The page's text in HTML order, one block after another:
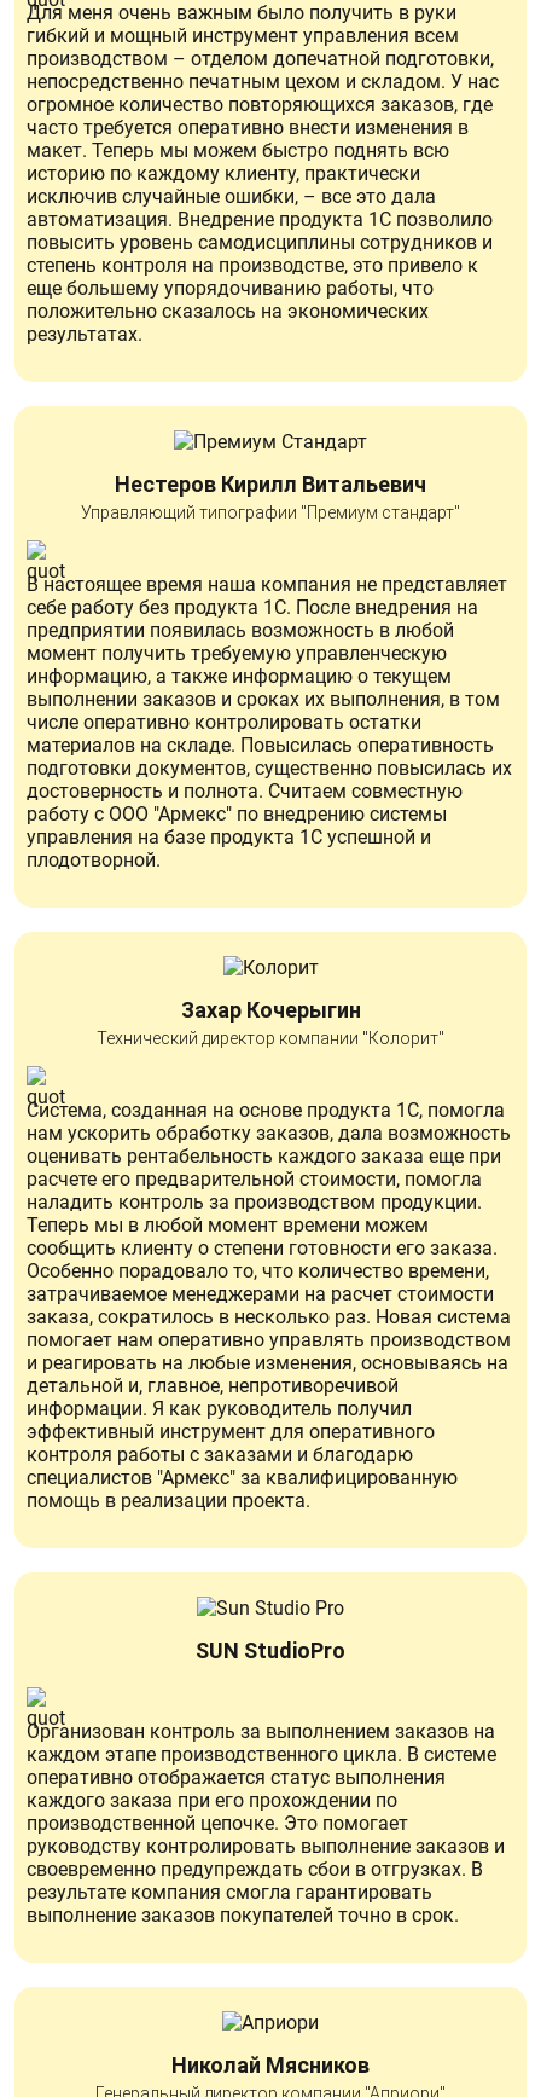
Для меня очень важным было получить в руки
гибкий и мощный инструмент управления всем
производством – отделом допечатной подготовки,
непосредственно печатным цехом и складом. У нас
огромное количество повторяющихся заказов, где
часто требуется оперативно внести изменения в
макет. Теперь мы можем быстро поднять всю
историю по каждому клиенту, практически
исключив случайные ошибки, – все это дала
автоматизация. Внедрение продукта 1С позволило
повысить уровень самодисциплины сотрудников и
степень контроля на производстве, это привело к
еще большему упорядочиванию работы, что
положительно сказалось на экономических
результатах.
Нестеров Кирилл Витальевич
Управляющий типографии "Премиум стандарт"
В настоящее время наша компания не представляет
себе работу без продукта 1С. После внедрения на
предприятии появилась возможность в любой
момент получить требуемую управленческую
информацию, а также информацию о текущем
выполнении заказов и сроках их выполнения, в том
числе оперативно контролировать остатки
материалов на складе. Повысилась оперативность
подготовки документов, существенно повысилась их
достоверность и полнота. Считаем совместную
работу с ООО "Армекс" по внедрению системы
управления на базе продукта 1С успешной и
плодотворной.
Захар Кочерыгин
Технический директор компании "Колорит"
Система, созданная на основе продукта 1С, помогла
нам ускорить обработку заказов, дала возможность
оценивать рентабельность каждого заказа еще при
расчете его предварительной стоимости, помогла
наладить контроль за производством продукции.
Теперь мы в любой момент времени можем
сообщить клиенту о степени готовности его заказа.
Особенно порадовало то, что количество времени,
затрачиваемое менеджерами на расчет стоимости
заказа, сократилось в несколько раз. Новая система
помогает нам оперативно управлять производством
и реагировать на любые изменения, основываясь на
детальной и, главное, непротиворечивой
информации. Я как руководитель получил
эффективный инструмент для оперативного
контроля работы с заказами и благодарю
специалистов "Армекс" за квалифицированную
помощь в реализации проекта.
SUN StudioPro
Организован контроль за выполнением заказов на
каждом этапе производственного цикла. В системе
оперативно отображается статус выполнения
каждого заказа при его прохождении по
производственной цепочке. Это помогает
руководству контролировать выполнение заказов и
своевременно предупреждать сбои в отгрузках. В
результате компания смогла гарантировать
выполнение заказов покупателей точно в срок.
Николай Мясников